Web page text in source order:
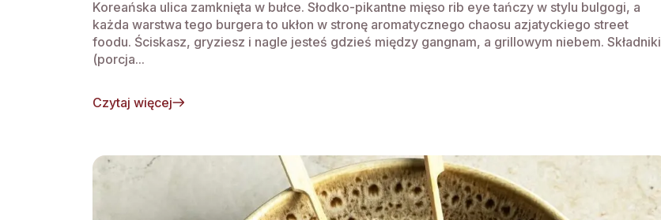
Koreańska ulica zamknięta w bułce. Słodko-pikantne mięso rib eye tańczy w stylu bulgogi, a
każda warstwa tego burgera to ukłon w stronę aromatycznego chaosu azjatyckiego street
foodu. Ściskasz, gryziesz i nagle jesteś gdzieś między gangnam, a grillowym niebem. Składniki
(porcja...
Czytaj więcej